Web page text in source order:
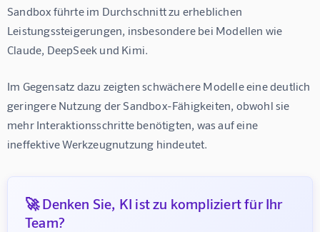
Sandbox führte im Durchschnitt zu erheblichen
Leistungssteigerungen, insbesondere bei Modellen wie
Claude, DeepSeek und Kimi.
Im Gegensatz dazu zeigten schwächere Modelle eine deutlich
geringere Nutzung der Sandbox-Fähigkeiten, obwohl sie
mehr Interaktionsschritte benötigten, was auf eine
ineffektive Werkzeugnutzung hindeutet.
🚀 Denken Sie, KI ist zu kompliziert für Ihr
Team?